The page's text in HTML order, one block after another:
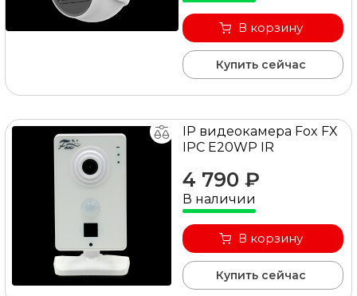
В корзину
Купить сейчас
IP видеокамера Fox FX
IPC E20WP IR
4 790 ₽
В наличии
В корзину
Купить сейчас